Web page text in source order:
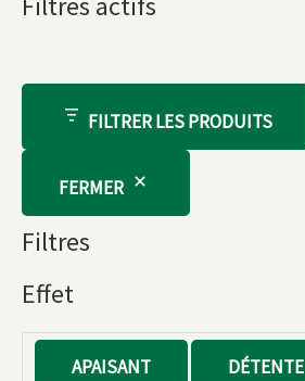
FILTRER LES PRODUITS
FERMER
Filtres
Effet
APAISANT DÉTENTE